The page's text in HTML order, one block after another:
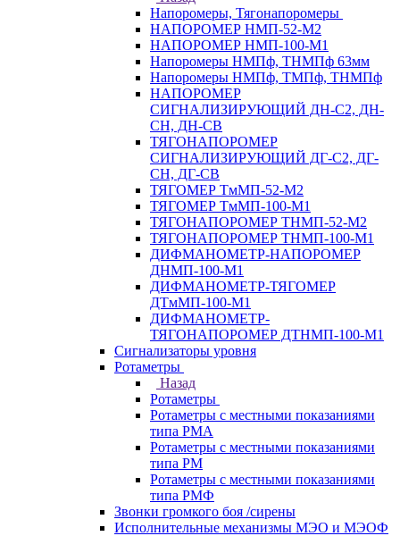
Напоромеры, Тягонапоромеры
НАПОРОМЕР НМП-52-М2
НАПОРОМЕР НМП-100-М1
Напоромеры НМПф, ТНМПф 63мм
Напоромеры НМПф, ТМПф, ТНМПф
НАПОРОМЕР
СИГНАЛИЗИРУЮЩИЙ ДН-С2, ДН-
СН, ДН-СВ
ТЯГОНАПОРОМЕР
СИГНАЛИЗИРУЮЩИЙ ДГ-С2, ДГ-
СН, ДГ-СВ
ТЯГОМЕР ТмМП-52-М2
ТЯГОМЕР ТмМП-100-М1
ТЯГОНАПОРОМЕР ТНМП-52-М2
ТЯГОНАПОРОМЕР ТНМП-100-М1
ДИФМАНОМЕТР-НАПОРОМЕР
ДНМП-100-М1
ДИФМАНОМЕТР-ТЯГОМЕР
ДТмМП-100-М1
ДИФМАНОМЕТР-
ТЯГОНАПОРОМЕР ДТНМП-100-М1
Сигнализаторы уровня
Ротаметры
Назад
Ротаметры
Ротаметры с местными показаниями
типа РМА
Ротаметры с местными показаниями
типа РМ
Ротаметры с местными показаниями
типа РМФ
Звонки громкого боя /сирены
Исполнительные механизмы МЭО и МЭОФ